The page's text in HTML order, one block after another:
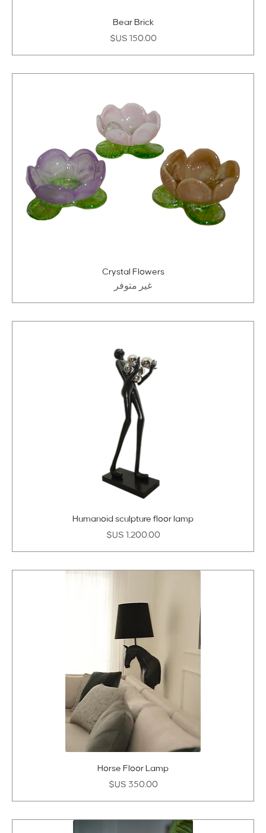
Bear Brick
السعر‏150.00 US$
Crystal Flowers
غير متوفر
Humanoid sculpture floor lamp
السعر‏1,200.00 US$
Horse Floor Lamp
السعر‏350.00 US$